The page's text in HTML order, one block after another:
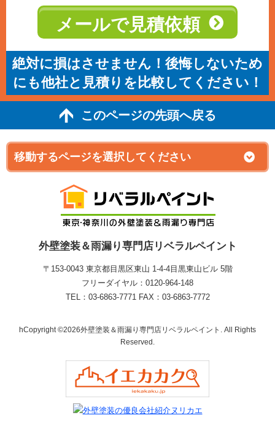
メールで見積依頼
絶対に損はさせません！後悔しないため
にも他社と見積りを比較してください！
このページの先頭へ戻る
外壁塗装＆雨漏り専門店リベラルペイント
〒153-0043 東京都目黒区東山 1‐4‐4目黒東山ビル 5階
フリーダイヤル：0120-964-148
TEL：03-6863-7771 FAX：03-6863-7772
hCopyright ©2026外壁塗装＆雨漏り専門店リベラルペイント. All Rights
Reserved.